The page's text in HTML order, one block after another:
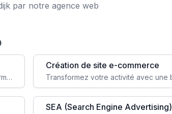
par notre agence web
Augmentez votre visibilité et crédibilité en ligne avec un site web performant, conçu pour attirer plus de clients.
Création de site e-commerce
SEA (Search Engine Advertising)